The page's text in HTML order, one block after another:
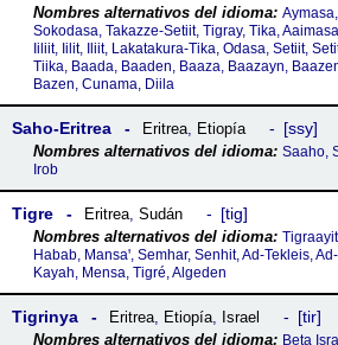
Sokodasa, Takazze-Setiit, Tigray, Tika,
Iiliit, Iilit, Iliit, Lakatakura-Tika, Odasa, Setiit,
Tiika, Baada, Baaden, Baaza, Baazayn,
Bazen, Cunama, Diila
Saho-Eritrea Eritrea, Etiopía ssy
Saaho,
Irob
Tigre Eritrea, Sudán tig
Habab, Mansaꞌ, Semhar, Senhit, Ad-Tekleis,
Kayah, Mensa, Tigré, Algeden
Tigrinya Eritrea, Etiopía, Israel tir
Beta